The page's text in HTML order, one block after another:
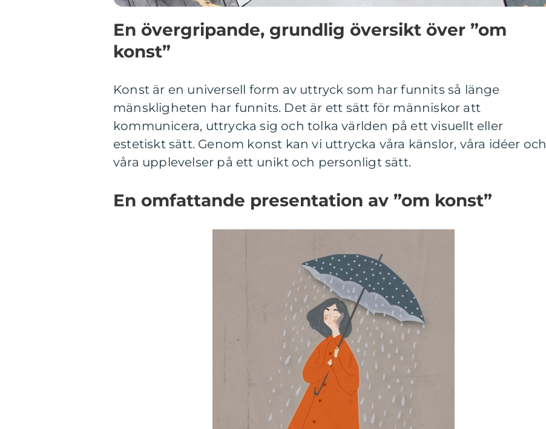
En övergripande, grundlig översikt över ”om
konst”
Konst är en universell form av uttryck som har funnits så länge
mänskligheten har funnits. Det är ett sätt för människor att
kommunicera, uttrycka sig och tolka världen på ett visuellt eller
estetiskt sätt. Genom konst kan vi uttrycka våra känslor, våra idéer och
våra upplevelser på ett unikt och personligt sätt.
En omfattande presentation av ”om konst”